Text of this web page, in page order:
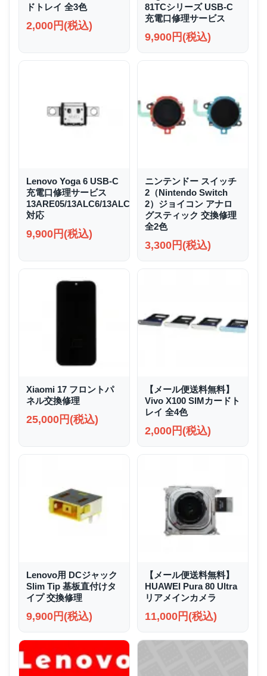
ドトレイ 全3色
2,000円(税込)
81TCシリーズ USB-C
充電口修理サービス
9,900円(税込)
Lenovo Yoga 6 USB-C
充電口修理サービス
13ARE05/13ALC6/13ALC7/13ABR8
対応
9,900円(税込)
ニンテンドー スイッチ
2（Nintendo Switch
2）ジョイコン アナロ
グスティック 交換修理
全2色
3,300円(税込)
Xiaomi 17 フロントパ
ネル交換修理
25,000円(税込)
【メール便送料無料】
Vivo X100 SIMカードト
レイ 全4色
2,000円(税込)
Lenovo用 DCジャック
Slim Tip 基板直付けタ
イプ 交換修理
9,900円(税込)
【メール便送料無料】
HUAWEI Pura 80 Ultra
リアメインカメラ
11,000円(税込)